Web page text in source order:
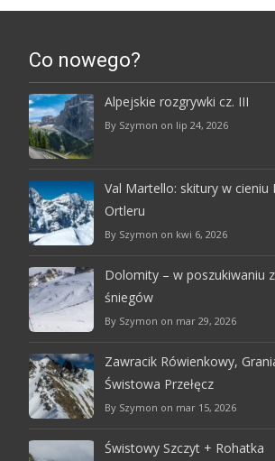
Co nowego?
Alpejskie rozgrywki cz. III
By Szymon on lip 24, 2026
Val Martello: skitury w cieniu
Ortleru
By Szymon on kwi 6, 2026
Dolomity – w poszukiwaniu
śniegów
By Szymon on mar 29, 2026
Zawracik Rówienkowy,
Świstowa Przełęcz
By Szymon on mar 15, 2026
Świstowy Szczyt + Rohatka